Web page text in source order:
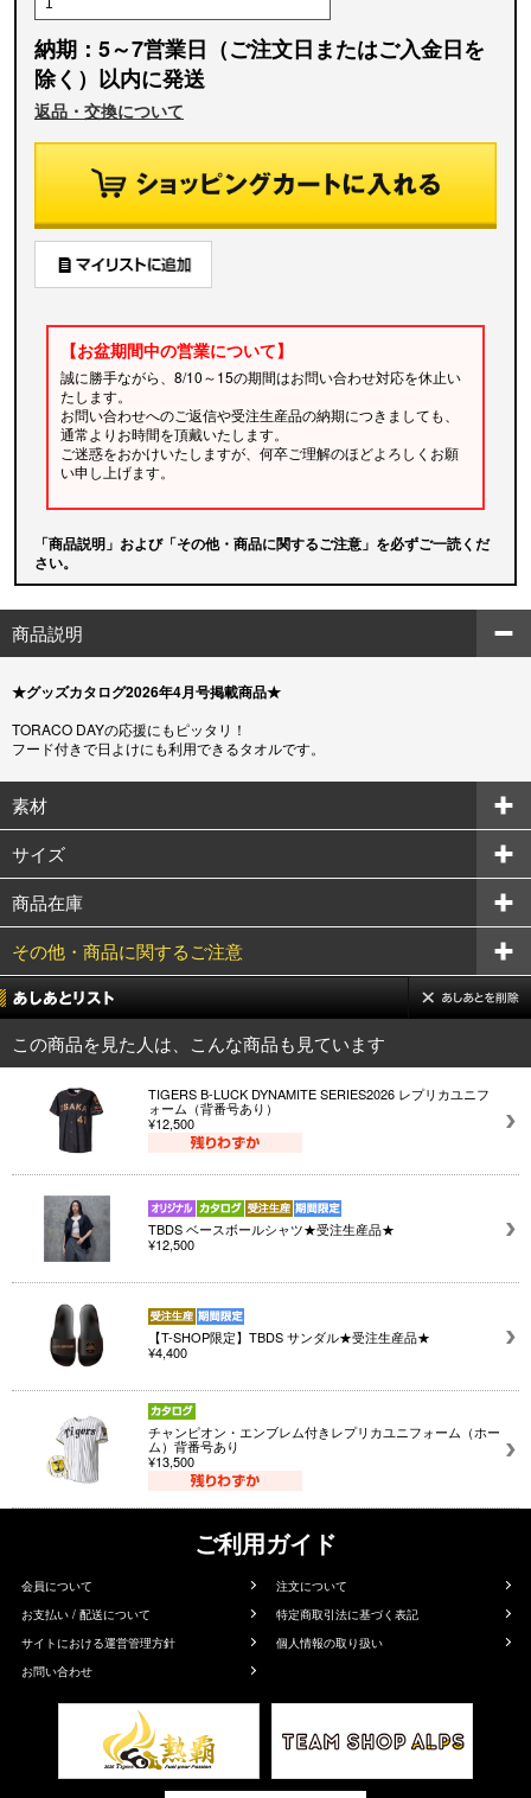
納期：5～7営業日（ご注文日またはご入金日を
除く）以内に発送
返品・交換について
【お盆期間中の営業について】
誠に勝手ながら、8/10～15の期間はお問い合わせ対応を休止い
たします。
お問い合わせへのご返信や受注生産品の納期につきましても、
通常よりお時間を頂戴いたします。
ご迷惑をおかけいたしますが、何卒ご理解のほどよろしくお願
い申し上げます。
「商品説明」および「その他・商品に関するご注意」を必ずご一読くだ
さい。
商品説明
★グッズカタログ2026年4月号掲載商品★
TORACO DAYの応援にもピッタリ！
フード付きで日よけにも利用できるタオルです。
素材
サイズ
商品在庫
その他・商品に関するご注意
この商品を見た人は、こんな商品も見ています
TIGERS B-LUCK DYNAMITE SERIES2026 レプリカユニフ
ォーム（背番号あり）
¥12,500
TBDS ベースボールシャツ★受注生産品★
¥12,500
【T-SHOP限定】TBDS サンダル★受注生産品★
¥4,400
チャンピオン・エンブレム付きレプリカユニフォーム（ホー
ム）背番号あり
¥13,500
ご利用ガイド
会員について
注文について
お支払い / 配送について
特定商取引法に基づく表記
サイトにおける運営管理方針
個人情報の取り扱い
お問い合わせ